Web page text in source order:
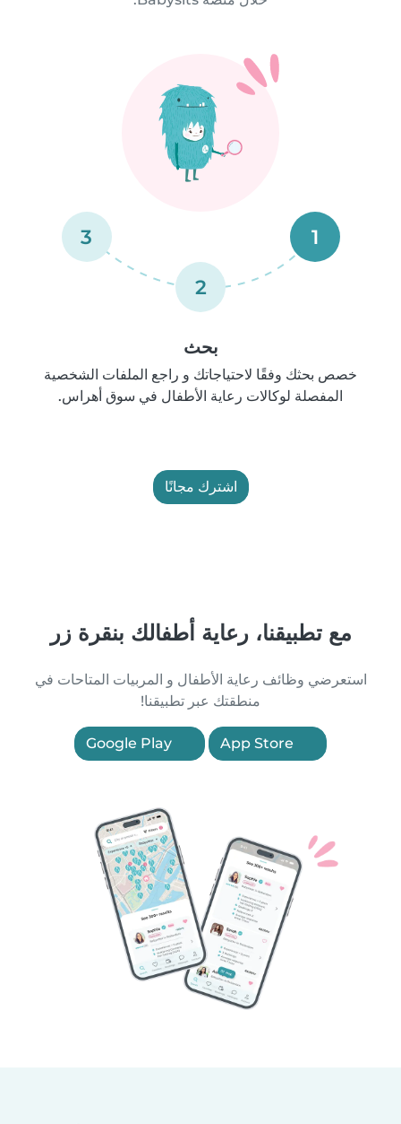
1
2
3
بحث
خصص بحثك وفقًا لاحتياجاتك و راجع الملفات الشخصية
المفصلة لوكالات رعاية الأطفال في سوق أهراس.
اشترك مجانًا
مع تطبيقنا، رعاية أطفالك بنقرة زر
استعرضي وظائف رعاية الأطفال و المربيات المتاحات في
منطقتك عبر تطبيقنا!